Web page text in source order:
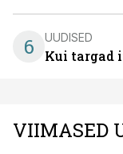
6 UUDISED
Kui targad
VIIMASED